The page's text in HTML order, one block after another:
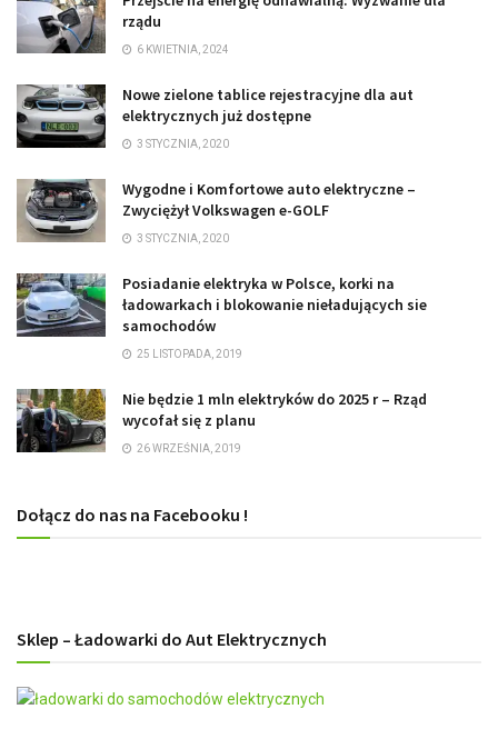
rządu
6 KWIETNIA, 2024
Nowe zielone tablice rejestracyjne dla aut
elektrycznych już dostępne
3 STYCZNIA, 2020
Wygodne i Komfortowe auto elektryczne –
Zwyciężył Volkswagen e-GOLF
3 STYCZNIA, 2020
Posiadanie elektryka w Polsce, korki na
ładowarkach i blokowanie nieładujących sie
samochodów
25 LISTOPADA, 2019
Nie będzie 1 mln elektryków do 2025 r – Rząd
wycofał się z planu
26 WRZEŚNIA, 2019
Dołącz do nas na Facebooku !
Sklep – Ładowarki do Aut Elektrycznych